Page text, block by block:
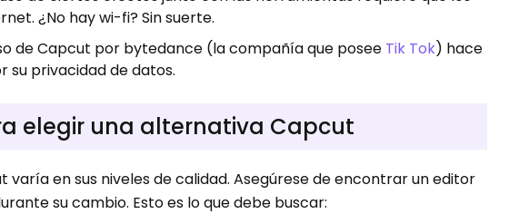
¿No hay wi-fi? Sin suerte.
de Capcut por bytedance (la compañía que posee Tik Tok) hace
su privacidad de datos.
elegir una alternativa Capcut
varía en sus niveles de calidad. Asegúrese de encontrar un editor
su cambio. Esto es lo que debe buscar: